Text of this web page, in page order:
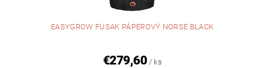
EASYGROW FUSAK PÁPEROVÝ NORSE BLACK
€279,60 / ks